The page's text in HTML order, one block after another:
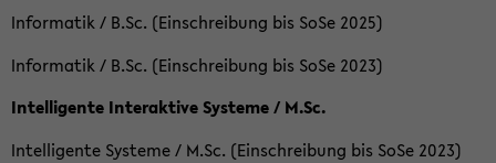
Informatik / B.Sc. (Einschreibung bis SoSe 2025)
Informatik / B.Sc. (Einschreibung bis SoSe 2023)
Intelligente Interaktive Systeme / M.Sc.
Intelligente Systeme / M.Sc. (Einschreibung bis SoSe 2023)